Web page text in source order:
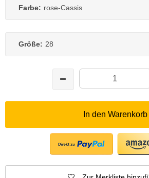
Farbe: rose-Cassis
Größe: 28
In den Warenkorb